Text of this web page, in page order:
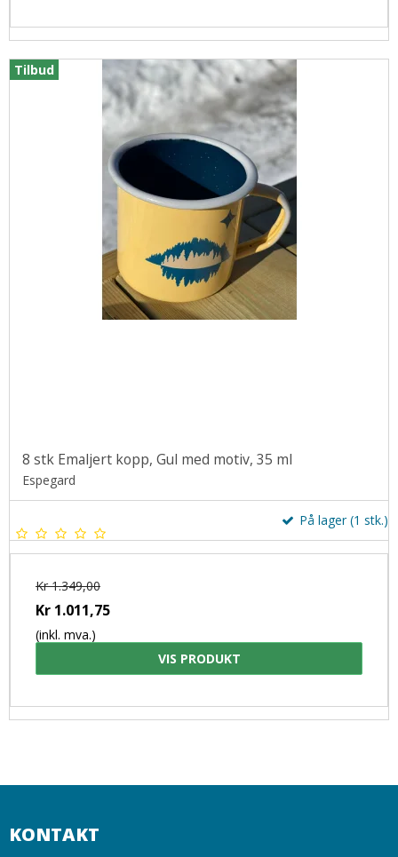
Tilbud
8 stk Emaljert kopp, Gul med motiv, 35 ml
Espegard
På lager (1 stk.)
Kr 1.349,00
Kr 1.011,75
(inkl. mva.)
VIS PRODUKT
KONTAKT